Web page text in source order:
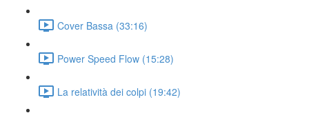
Cover Bassa (33:16)
Power Speed Flow (15:28)
La relatività dei colpi (19:42)